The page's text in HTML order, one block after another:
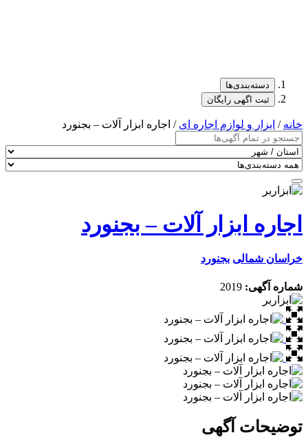
دسته‌بندی‌ها
ثبت اگهی رایگان
خانه/ ابزار و لوازم اجاره ای/ اجاره ابزار آلات – بجنورد
اجاره ابزار آلات – بجنورد
خراسان شمالی بجنورد
شماره آگهی: 2019
توضیحات آگهی